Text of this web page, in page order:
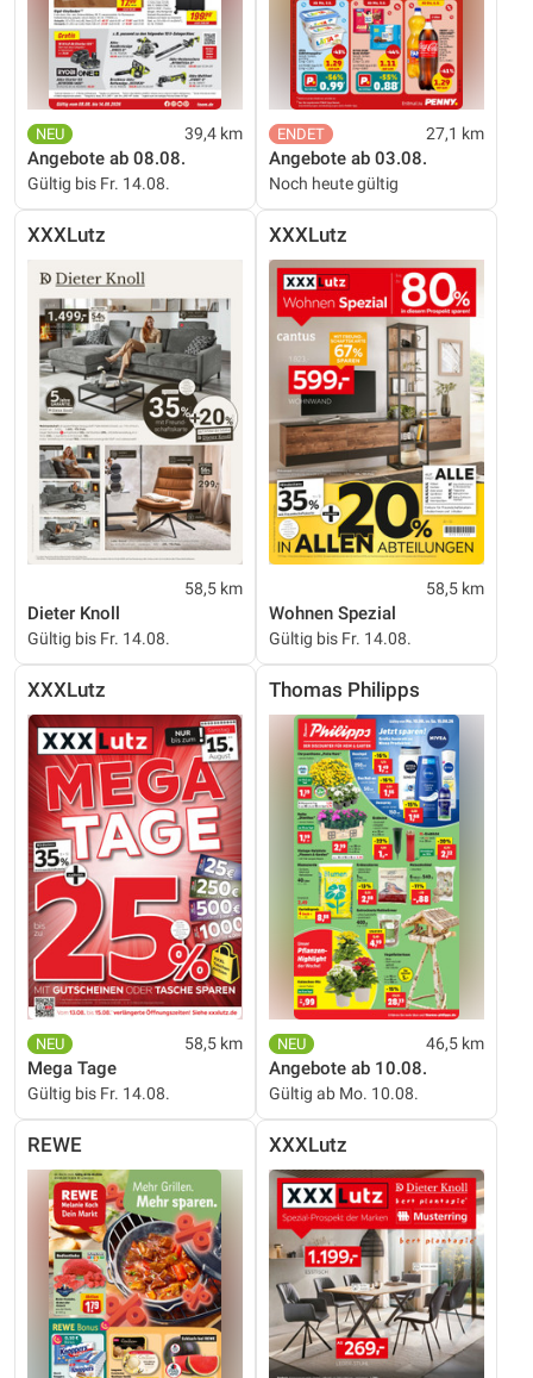
39,4 km
Angebote ab 08.08.
Gültig bis Fr. 14.08.
27,1 km
Angebote ab 03.08.
Noch heute gültig
XXXLutz
58,5 km
Dieter Knoll
Gültig bis Fr. 14.08.
XXXLutz
58,5 km
Wohnen Spezial
Gültig bis Fr. 14.08.
XXXLutz
58,5 km
Mega Tage
Gültig bis Fr. 14.08.
Thomas Philipps
46,5 km
Angebote ab 10.08.
Gültig ab Mo. 10.08.
REWE XXXLutz